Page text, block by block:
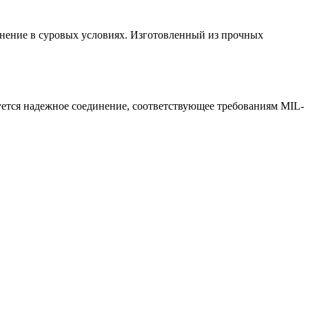
в суровых условиях. Изготовленный из прочных
надежное соединение, соответствующее требованиям MIL-